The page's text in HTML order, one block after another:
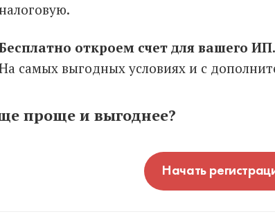
откроем счет для вашего ИП.
самых выгодных условиях и с
проще и выгоднее?
Начать